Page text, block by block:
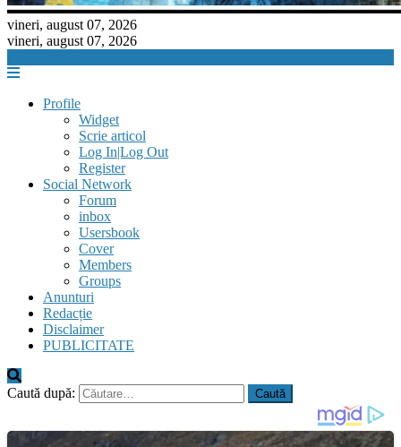
vineri, august 07, 2026
vineri, august 07, 2026
Profile
Widget
Scrie articol
Log In|Log Out
Register
Social Network
Forum
inbox
Usersbook
Cover
Members
Groups
Anunturi
Redacție
Disclaimer
PUBLICITATE
Caută după: